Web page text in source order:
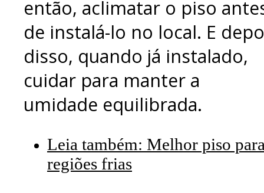
então, aclimatar o piso
de instalá-lo no local. E
disso, quando já instalado,
cuidar para manter a
umidade equilibrada.
Leia também: Melhor piso
regiões frias